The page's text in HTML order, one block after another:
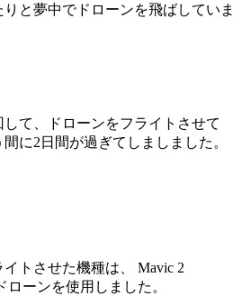
と夢中でドローンを飛ばしていま
て、ドローンをフライトさせて
に2日間が過ぎてしましました。
トさせた機種は、 Mavic 2
ローンを使用しました。